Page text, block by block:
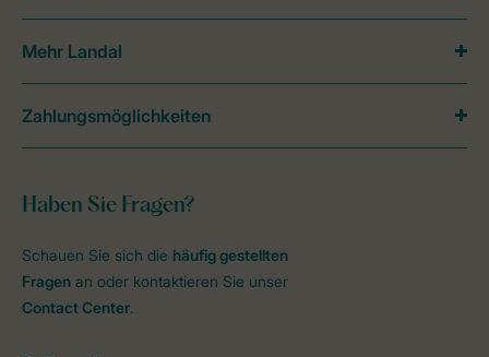
Haben Sie Fragen?
Schauen Sie sich die häufig gestellten
Fragen an oder kontaktieren Sie unser
Contact Center.
Mehr Landal
Zahlungsmöglichkeiten